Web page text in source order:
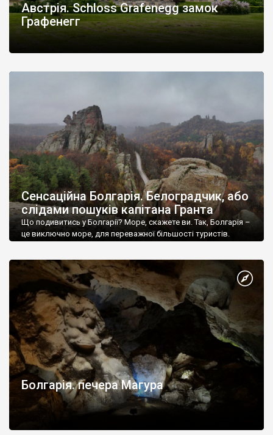
Австрія. Schloss Grafenegg замок
Графенегг
Сенсаційна Болгарія. Белоградчик, або
слідами пошуків капітана Гранта
Що подивитись у Болгарії? Море, скажете ви. Так, Болгарія –
це виключно море, для переважної більшості туристів.
Болгарія. печера Магура